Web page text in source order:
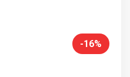
-16%